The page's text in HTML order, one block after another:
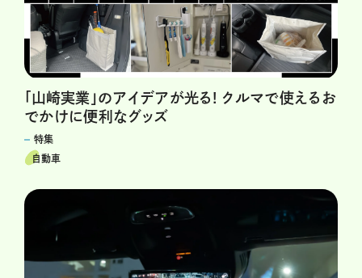
「山崎実業」のアイデアが光る! クルマで使えるお
でかけに便利なグッズ
特集
自動車